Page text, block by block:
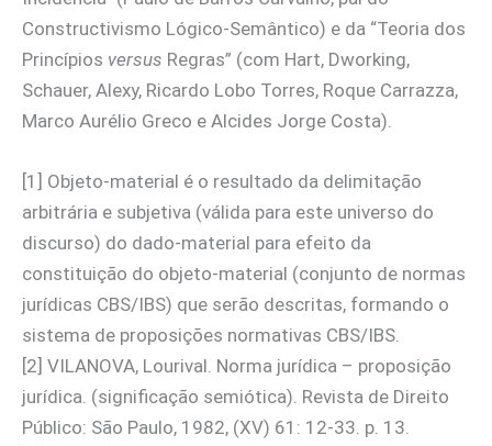
Constructivismo Lógico-Semântico) e da “Teoria dos
Princípios versus Regras” (com Hart, Dworking,
Schauer, Alexy, Ricardo Lobo Torres, Roque Carrazza,
Marco Aurélio Greco e Alcides Jorge Costa).
[1] Objeto-material é o resultado da delimitação
arbitrária e subjetiva (válida para este universo do
discurso) do dado-material para efeito da
constituição do objeto-material (conjunto de normas
jurídicas CBS/IBS) que serão descritas, formando o
sistema de proposições normativas CBS/IBS.
[2] VILANOVA, Lourival. Norma jurídica – proposição
jurídica. (significação semiótica). Revista de Direito
Público: São Paulo, 1982, (XV) 61: 12-33. p. 13.